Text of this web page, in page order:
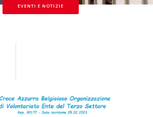
EVENTI E NOTIZIE